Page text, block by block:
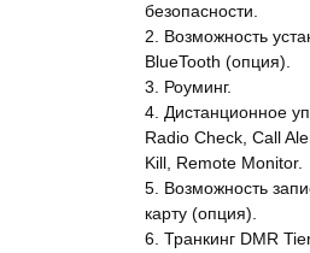
безопасности.
2. Возможность
BlueTooth (опция).
3. Роуминг.
4. Дистанционное
Radio Check, Call
Kill, Remote Monitor.
5. Возможность
карту (опция).
6. Транкинг DMR